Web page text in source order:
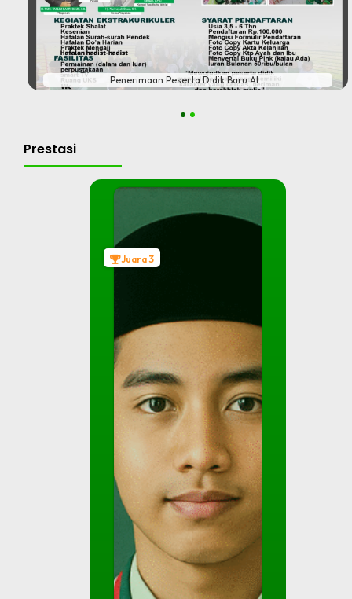
Penerimaan Peserta Didik Baru Al...
Prestasi
Juara 3